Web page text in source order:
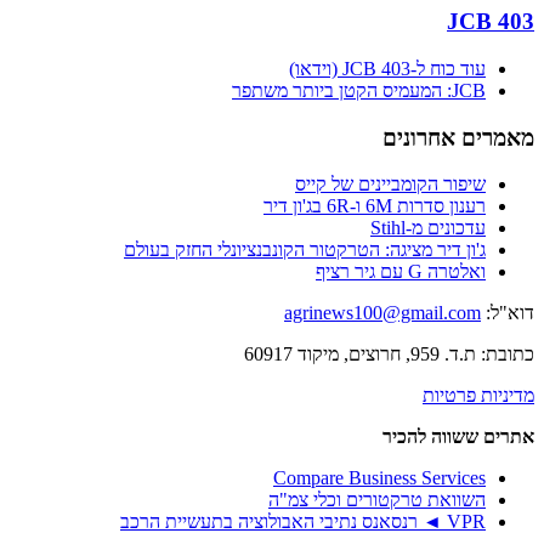
JCB 403
עוד כוח ל-JCB 403 (וידאו)
JCB: המעמיס הקטן ביותר משתפר
מאמרים אחרונים
שיפור הקומביינים של קייס
רענון סדרות 6M ו-6R בג'ון דיר
עדכונים מ-Stihl
ג'ון דיר מציגה: הטרקטור הקונבנציונלי החזק בעולם
ואלטרה G עם גיר רציף
דוא"ל: agrinews100@gmail.com
כתובת: ת.ד. 959, חרוצים, מיקוד 60917
מדיניות פרטיות
אתרים ששווה להכיר
Compare Business Services
השוואת טרקטורים וכלי צמ"ה
VPR ◄ רנסאנס נתיבי האבולוציה בתעשיית הרכב